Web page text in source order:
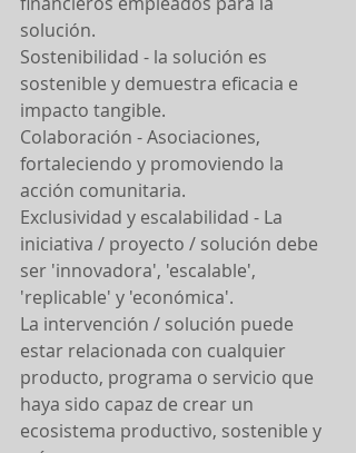
solución.
Sostenibilidad - la solución es
sostenible y demuestra eficacia e
impacto tangible.
Colaboración - Asociaciones,
fortaleciendo y promoviendo la
acción comunitaria.
Exclusividad y escalabilidad - La
iniciativa / proyecto / solución debe
ser 'innovadora', 'escalable',
'replicable' y 'económica'.
La intervención / solución puede
estar relacionada con cualquier
producto, programa o servicio que
haya sido capaz de crear un
ecosistema productivo, sostenible y